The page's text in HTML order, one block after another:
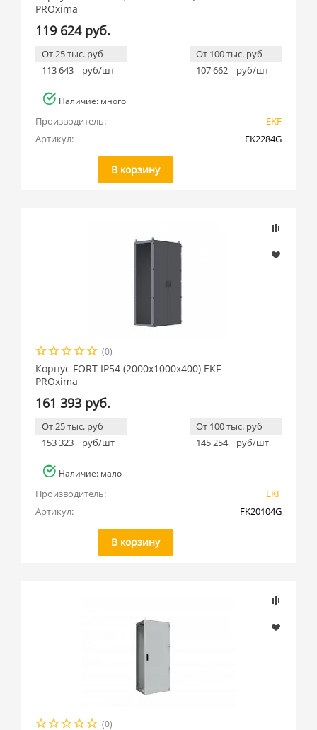
PROxima
119 624 руб.
От 25 тыс. руб
113 643
руб/шт
От 100 тыс. руб
107 662
руб/шт
Наличие: много
Производитель:
EKF
Артикул:
FK2284G
В корзину
(0)
Корпус FORT IP54 (2000x1000x400) EKF
PROxima
161 393 руб.
От 25 тыс. руб
153 323
руб/шт
От 100 тыс. руб
145 254
руб/шт
Наличие: мало
Производитель:
EKF
Артикул:
FK20104G
В корзину
(0)